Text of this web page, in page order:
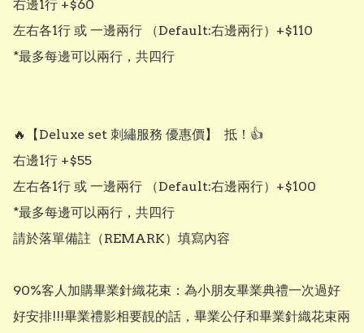
右邊1行 +$60
左右各1行 或 一邊兩行 （Default:右邊兩行）+$110
*最多每邊可以兩行，共四行
🔥【Deluxe set 刺繡服務 優惠價】  抵！👍
右邊1行 +$55
左右各1行 或 一邊兩行 （Default:右邊兩行）+$100
*最多每邊可以兩行，共四行
請於落單備註（REMARK）填寫內容
90%客人加購畢業針織花束：為小朋友畢業典禮一次過好
好安排!!!畢業禮影相要靚的話，畢業公仔和畢業針織花束兩